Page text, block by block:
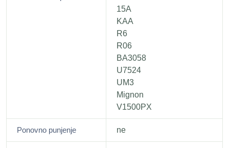
15A
KAA
R6
R06
BA3058
U7524
UM3
Mignon
V1500PX
Ponovno punjenje ne